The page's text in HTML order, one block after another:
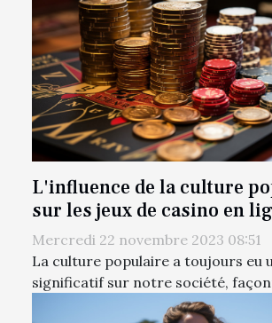
L'influence de la culture
sur les jeux de casino en
Mercredi 22 novembre 2023 08:51
La culture populaire a toujours eu
significatif sur notre société,